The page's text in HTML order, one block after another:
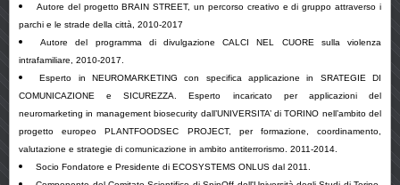
Autore del progetto BRAIN STREET, un percorso creativo e di gruppo attraverso i
parchi e le strade della città, 2010-2017
Autore del programma di divulgazione CALCI NEL CUORE sulla violenza
intrafamiliare, 2010-2017.
Esperto in NEUROMARKETING con specifica applicazione in SRATEGIE DI
COMUNICAZIONE e SICUREZZA. Esperto incaricato per applicazioni del
neuromarketing in management biosecurity dall’UNIVERSITA’ di TORINO nell’ambito del
progetto europeo PLANTFOODSEC PROJECT, per formazione, coordinamento,
valutazione e strategie di comunicazione in ambito antiterrorismo. 2011-2014.
Socio Fondatore e Presidente di ECOSYSTEMS ONLUS dal 2011.